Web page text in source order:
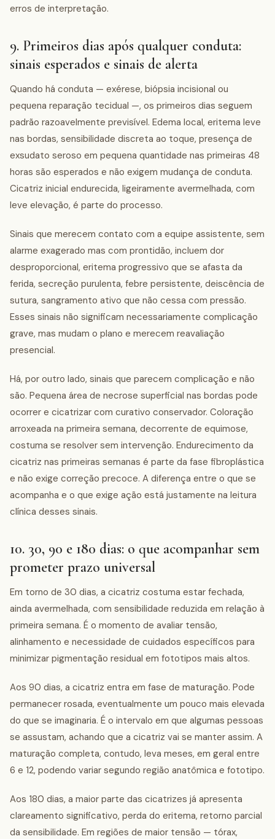
erros de interpretação.
9. Primeiros dias após qualquer conduta:
sinais esperados e sinais de alerta
Quando há conduta — exérese, biópsia incisional ou
pequena reparação tecidual —, os primeiros dias seguem
padrão razoavelmente previsível. Edema local, eritema leve
nas bordas, sensibilidade discreta ao toque, presença de
exsudato seroso em pequena quantidade nas primeiras 48
horas são esperados e não exigem mudança de conduta.
Cicatriz inicial endurecida, ligeiramente avermelhada, com
leve elevação, é parte do processo.
Sinais que merecem contato com a equipe assistente, sem
alarme exagerado mas com prontidão, incluem dor
desproporcional, eritema progressivo que se afasta da
ferida, secreção purulenta, febre persistente, deiscência de
sutura, sangramento ativo que não cessa com pressão.
Esses sinais não significam necessariamente complicação
grave, mas mudam o plano e merecem reavaliação
presencial.
Há, por outro lado, sinais que parecem complicação e não
são. Pequena área de necrose superficial nas bordas pode
ocorrer e cicatrizar com curativo conservador. Coloração
arroxeada na primeira semana, decorrente de equimose,
costuma se resolver sem intervenção. Endurecimento da
cicatriz nas primeiras semanas é parte da fase fibroplástica
e não exige correção precoce. A diferença entre o que se
acompanha e o que exige ação está justamente na leitura
clínica desses sinais.
10. 30, 90 e 180 dias: o que acompanhar sem
prometer prazo universal
Em torno de 30 dias, a cicatriz costuma estar fechada,
ainda avermelhada, com sensibilidade reduzida em relação à
primeira semana. É o momento de avaliar tensão,
alinhamento e necessidade de cuidados específicos para
minimizar pigmentação residual em fototipos mais altos.
Aos 90 dias, a cicatriz entra em fase de maturação. Pode
permanecer rosada, eventualmente um pouco mais elevada
do que se imaginaria. É o intervalo em que algumas pessoas
se assustam, achando que a cicatriz vai se manter assim. A
maturação completa, contudo, leva meses, em geral entre
6 e 12, podendo variar segundo região anatômica e fototipo.
Aos 180 dias, a maior parte das cicatrizes já apresenta
clareamento significativo, perda do eritema, retorno parcial
da sensibilidade. Em regiões de maior tensão — tórax,